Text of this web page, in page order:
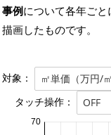
事例について各年ご
描画したものです。
対象： ㎡単価（万円/㎡
タッチ操作： OFF
70